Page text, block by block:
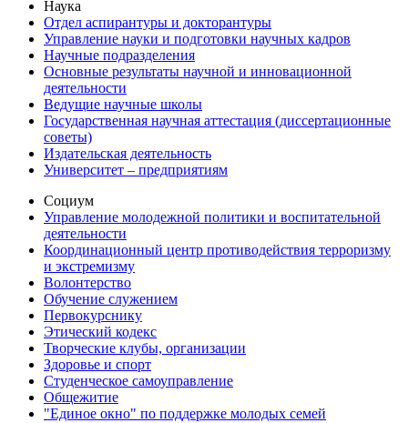
Наука
Отдел аспирантуры и докторантуры
Управление науки и подготовки научных кадров
Научные подразделения
Основные результаты научной и инновационной
деятельности
Ведущие научные школы
Государственная научная аттестация (диссертационные
советы)
Издательская деятельность
Университет – предприятиям
Социум
Управление молодежной политики и воспитательной
деятельности
Координационный центр противодействия терроризму
и экстремизму
Волонтерство
Обучение служением
Первокурснику
Этический кодекс
Творческие клубы, организации
Здоровье и спорт
Студенческое самоуправление
Общежитие
"Единое окно" по поддержке молодых семей